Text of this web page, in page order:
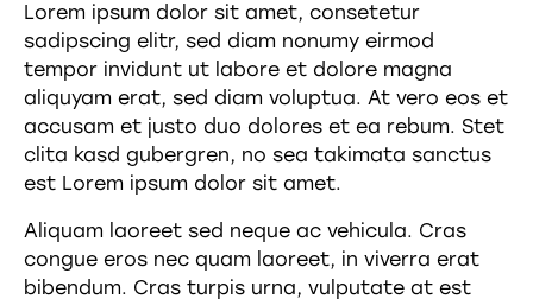
Lorem ipsum dolor sit amet, consetetur
sadipscing elitr, sed diam nonumy eirmod
tempor invidunt ut labore et dolore magna
aliquyam erat, sed diam voluptua. At vero eos et
accusam et justo duo dolores et ea rebum. Stet
clita kasd gubergren, no sea takimata sanctus
est Lorem ipsum dolor sit amet.
Aliquam laoreet sed neque ac vehicula. Cras
congue eros nec quam laoreet, in viverra erat
bibendum. Cras turpis urna, vulputate at est